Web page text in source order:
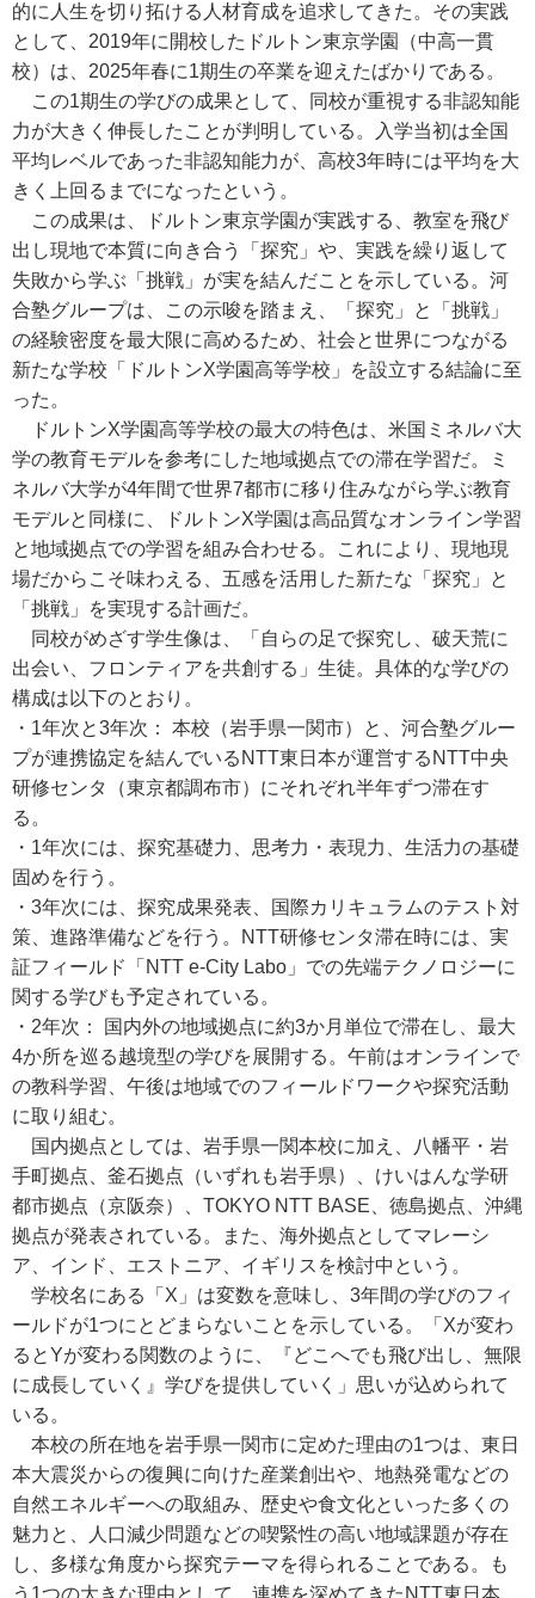
的に人生を切り拓ける人材育成を追求してきた。その実践
として、2019年に開校したドルトン東京学園（中高一貫
校）は、2025年春に1期生の卒業を迎えたばかりである。
この1期生の学びの成果として、同校が重視する非認知能
力が大きく伸長したことが判明している。入学当初は全国
平均レベルであった非認知能力が、高校3年時には平均を大
きく上回るまでになったという。
この成果は、ドルトン東京学園が実践する、教室を飛び
出し現地で本質に向き合う「探究」や、実践を繰り返して
失敗から学ぶ「挑戦」が実を結んだことを示している。河
合塾グループは、この示唆を踏まえ、「探究」と「挑戦」
の経験密度を最大限に高めるため、社会と世界につながる
新たな学校「ドルトンX学園高等学校」を設立する結論に至
った。
ドルトンX学園高等学校の最大の特色は、米国ミネルバ大
学の教育モデルを参考にした地域拠点での滞在学習だ。ミ
ネルバ大学が4年間で世界7都市に移り住みながら学ぶ教育
モデルと同様に、ドルトンX学園は高品質なオンライン学習
と地域拠点での学習を組み合わせる。これにより、現地現
場だからこそ味わえる、五感を活用した新たな「探究」と
「挑戦」を実現する計画だ。
同校がめざす学生像は、「自らの足で探究し、破天荒に
出会い、フロンティアを共創する」生徒。具体的な学びの
構成は以下のとおり。
・1年次と3年次： 本校（岩手県一関市）と、河合塾グルー
プが連携協定を結んでいるNTT東日本が運営するNTT中央
研修センタ（東京都調布市）にそれぞれ半年ずつ滞在す
る。
・1年次には、探究基礎力、思考力・表現力、生活力の基礎
固めを行う。
・3年次には、探究成果発表、国際カリキュラムのテスト対
策、進路準備などを行う。NTT研修センタ滞在時には、実
証フィールド「NTT e-City Labo」での先端テクノロジーに
関する学びも予定されている。
・2年次： 国内外の地域拠点に約3か月単位で滞在し、最大
4か所を巡る越境型の学びを展開する。午前はオンラインで
の教科学習、午後は地域でのフィールドワークや探究活動
に取り組む。
国内拠点としては、岩手県一関本校に加え、八幡平・岩
手町拠点、釜石拠点（いずれも岩手県）、けいはんな学研
都市拠点（京阪奈）、TOKYO NTT BASE、徳島拠点、沖縄
拠点が発表されている。また、海外拠点としてマレーシ
ア、インド、エストニア、イギリスを検討中という。
学校名にある「X」は変数を意味し、3年間の学びのフィ
ールドが1つにとどまらないことを示している。「Xが変わ
るとYが変わる関数のように、『どこへでも飛び出し、無限
に成長していく』学びを提供していく」思いが込められて
いる。
本校の所在地を岩手県一関市に定めた理由の1つは、東日
本大震災からの復興に向けた産業創出や、地熱発電などの
自然エネルギーへの取組み、歴史や食文化といった多くの
魅力と、人口減少問題などの喫緊性の高い地域課題が存在
し、多様な角度から探究テーマを得られることである。も
う1つの大きな理由として、連携を深めてきたNTT東日本